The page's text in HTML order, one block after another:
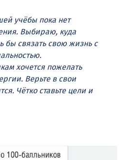
учёбы пока нет
Выбираю, куда
бы связать свою жизнь с
хочется пожелать
Верьте в свои
Чётко ставьте цели и